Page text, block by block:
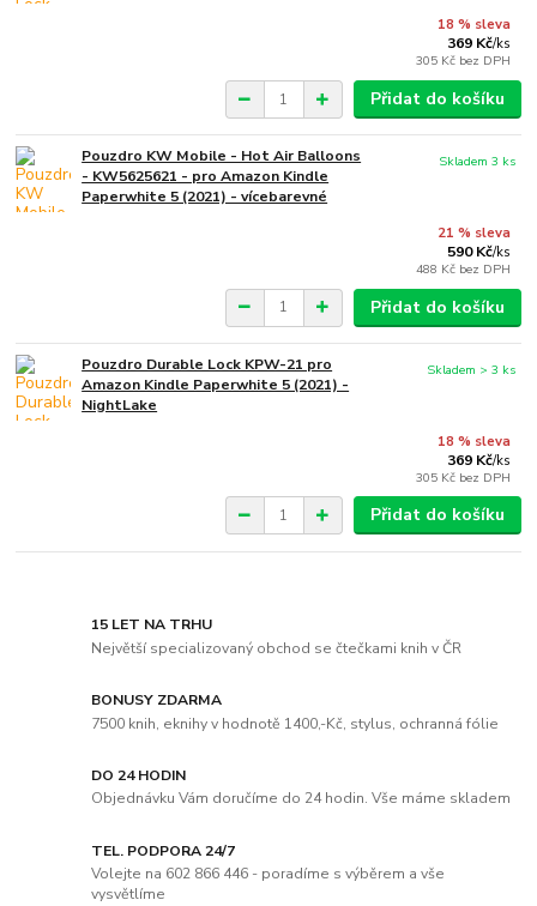
18 % sleva
369 Kč/ks
305 Kč bez DPH
Přidat do košíku
Pouzdro KW Mobile - Hot Air Balloons
- KW5625621 - pro Amazon Kindle
Paperwhite 5 (2021) - vícebarevné
21 % sleva
590 Kč/ks
488 Kč bez DPH
Skladem 3 ks
Přidat do košíku
Pouzdro Durable Lock KPW-21 pro
Amazon Kindle Paperwhite 5 (2021) -
NightLake
18 % sleva
369 Kč/ks
305 Kč bez DPH
Skladem > 3 ks
Přidat do košíku
15 LET NA TRHU
Největší specializovaný obchod se čtečkami knih v ČR
BONUSY ZDARMA
7500 knih, eknihy v hodnotě 1400,-Kč, stylus, ochranná fólie
DO 24 HODIN
Objednávku Vám doručíme do 24 hodin. Vše máme skladem
TEL. PODPORA 24/7
Volejte na 602 866 446 - poradíme s výběrem a vše
vysvětlíme